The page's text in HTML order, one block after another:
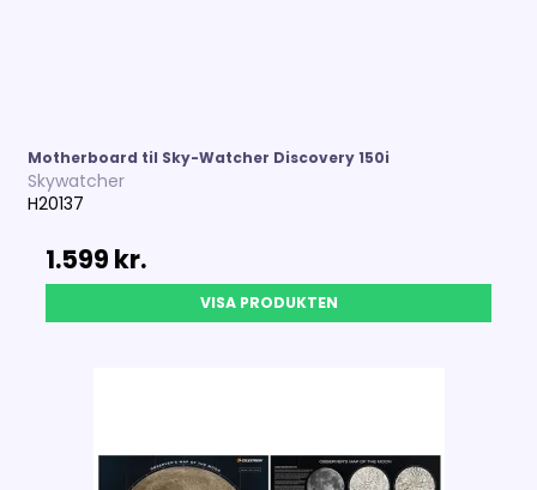
Motherboard til Sky-Watcher Discovery 150i
Skywatcher
H20137
1.599 kr.
VISA PRODUKTEN